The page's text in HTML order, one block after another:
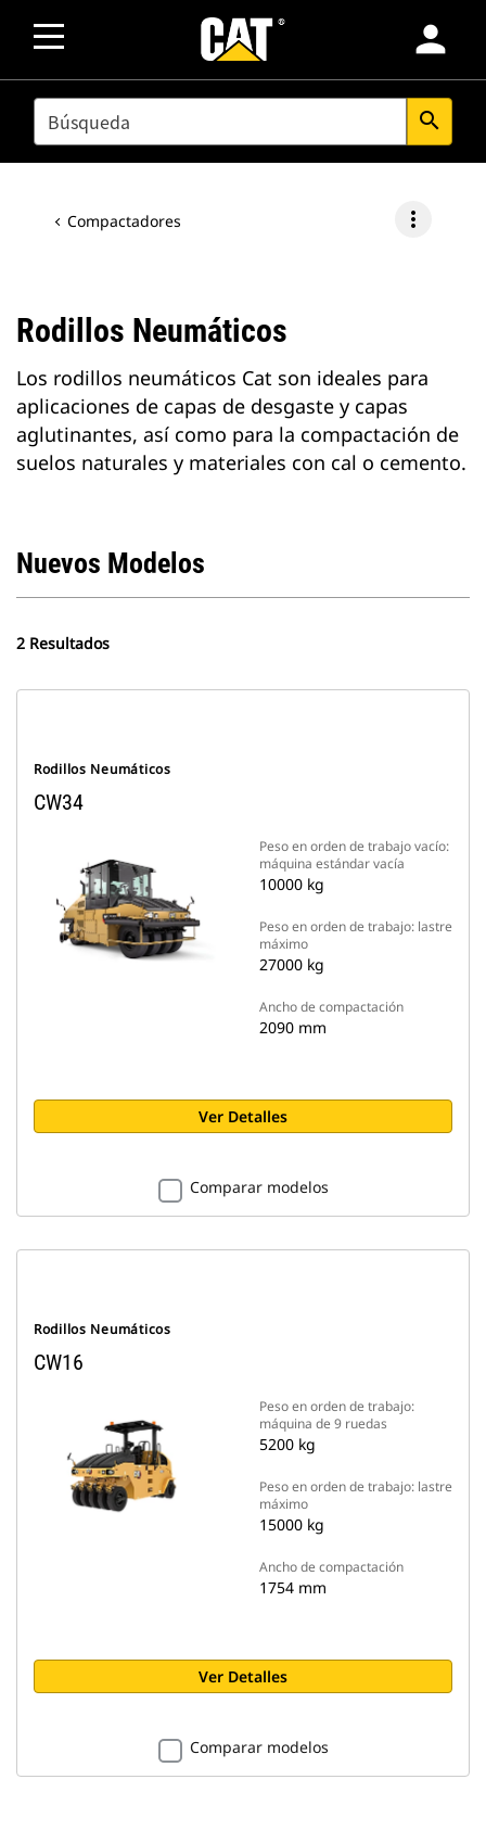
person
SEARCH search
Compactadores more_vert
Rodillos Neumáticos
Los rodillos neumáticos Cat son ideales para
aplicaciones de capas de desgaste y capas
aglutinantes, así como para la compactación de
suelos naturales y materiales con cal o cemento.
Nuevos Modelos
2 Resultados
Rodillos Neumáticos
CW34
Peso en orden de trabajo vacío:
máquina estándar vacía
10000 kg
Peso en orden de trabajo: lastre
máximo
27000 kg
Ancho de compactación
2090 mm
Ver Detalles
Comparar modelos
Rodillos Neumáticos
CW16
Peso en orden de trabajo:
máquina de 9 ruedas
5200 kg
Peso en orden de trabajo: lastre
máximo
15000 kg
Ancho de compactación
1754 mm
Ver Detalles
Comparar modelos